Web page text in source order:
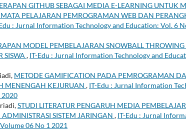
GITHUB SEBAGAI MEDIA E-LEARNING UNTUK
PELAJARAN PEMROGRAMAN WEB DAN
: Jurnal Information Technology and Education: Vol. 6
MODEL PEMBELAJARAN SNOWBALL
SISWA , IT-Edu : Jurnal Information Technology and
METODE GAMIFICATION PADA PEMROGRAMAN
MENENGAH KEJURUAN , IT-Edu : Jurnal Information
2020
STUDI LITERATUR PENGARUH MEDIA
SISTEM JARINGAN , IT-Edu : Jurnal
06 No 1 2021